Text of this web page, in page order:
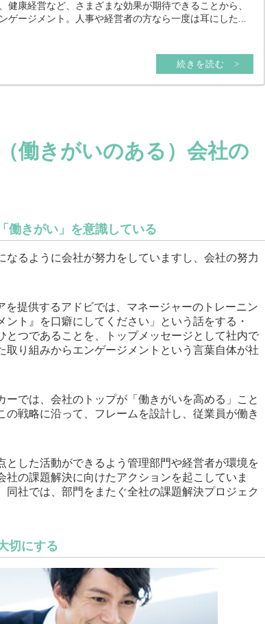
健康経営など、さまざまな効果が期待できることから、
ゲージメント。人事や経営者の方なら一度は耳にした...
続きを読む >
働きがいのある）会社の
働きがい」を意識している
るように会社が努力をしていますし、会社の努力
を提供するアドビでは、マネージャーのトレーニン
ト』を口癖にしてください」という話をする・
とつであることを、トップメッセージとして社内で
り組みからエンゲージメントという言葉自体が社
では、会社のトップが「働きがいを高める」こと
戦略に沿って、フレームを設計し、従業員が働き
した活動ができるよう管理部門や経営者が環境を
の課題解決に向けたアクションを起こしていま
社では、部門をまたぐ全社の課題解決プロジェク
切にする